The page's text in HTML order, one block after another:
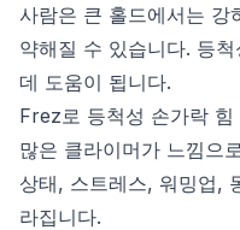
사람은 큰 홀드에서는 강
약해질 수 있습니다. 등
데 도움이 됩니다.
Frez로 등척성 손가락 힘
많은 클라이머가 느낌으
상태, 스트레스, 워밍업,
라집니다.